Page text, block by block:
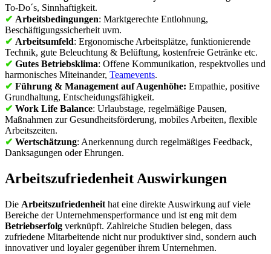
To-Do´s, Sinnhaftigkeit.
✔ Arbeitsbedingungen: Marktgerechte Entlohnung,
Beschäftigungssicherheit uvm.
✔ Arbeitsumfeld: Ergonomische Arbeitsplätze, funktionierende
Technik, gute Beleuchtung & Belüftung, kostenfreie Getränke etc.
✔ Gutes Betriebsklima: Offene Kommunikation, respektvolles und
harmonisches Miteinander, Teamevents.
✔ Führung & Management auf Augenhöhe: Empathie, positive
Grundhaltung, Entscheidungsfähigkeit.
✔ Work Life Balance: Urlaubstage, regelmäßige Pausen,
Maßnahmen zur Gesundheitsförderung, mobiles Arbeiten, flexible
Arbeitszeiten.
✔ Wertschätzung: Anerkennung durch regelmäßiges Feedback,
Danksagungen oder Ehrungen.
Arbeitszufriedenheit Auswirkungen
Die Arbeitszufriedenheit hat eine direkte Auswirkung auf viele
Bereiche der Unternehmensperformance und ist eng mit dem
Betriebserfolg verknüpft. Zahlreiche Studien belegen, dass
zufriedene Mitarbeitende nicht nur produktiver sind, sondern auch
innovativer und loyaler gegenüber ihrem Unternehmen.